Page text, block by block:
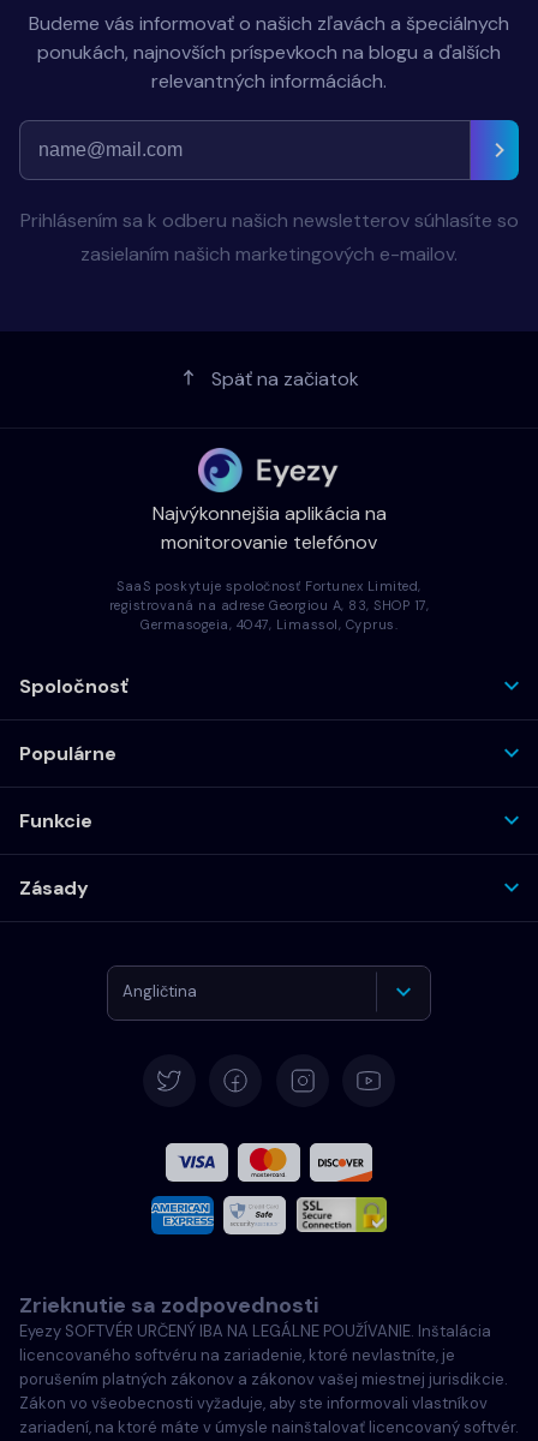
Budeme vás informovať o našich zľavách a špeciálnych
ponukách, najnovších príspevkoch na blogu a ďalších
relevantných informáciách.
Prihlásením sa k odberu našich newsletterov súhlasíte so
zasielaním našich marketingových e-mailov.
Späť na začiatok
Najvýkonnejšia aplikácia na
monitorovanie telefónov
SaaS poskytuje spoločnosť Fortunex Limited,
registrovaná na adrese Georgiou A, 83, SHOP 17,
Germasogeia, 4047, Limassol, Cyprus.
Spoločnosť
Populárne
Funkcie
Zásady
Angličtina
Francúzština
Taliansky
Português
Türkçe
Poľský
Zrieknutie sa zodpovednosti
Eyezy SOFTVÉR URČENÝ IBA NA LEGÁLNE POUŽÍVANIE. Inštalácia
licencovaného softvéru na zariadenie, ktoré nevlastníte, je
porušením platných zákonov a zákonov vašej miestnej jurisdikcie.
Zákon vo všeobecnosti vyžaduje, aby ste informovali vlastníkov
zariadení, na ktoré máte v úmysle nainštalovať licencovaný softvér.